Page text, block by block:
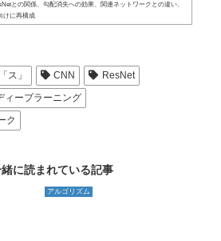
との関係、勾配消失への効果、関連ネットワークとの違い、
けに再構成
「ス」 CNN
ResNet
ィープラーニング
ク
に読まれている記事
アルゴリズム